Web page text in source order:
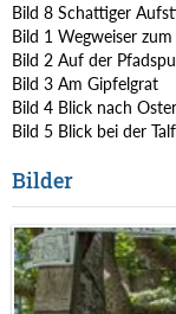
Bild 8 Schattiger
Bild 1 Wegweiser
Bild 2 Auf der
Bild 3 Am Gipfelgrat
Bild 4 Blick nach
Bild 5 Blick bei der
Bilder